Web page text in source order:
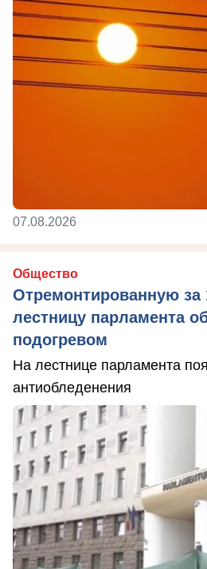
07.08.2026
Общество
Отремонтированную за
лестницу парламента
подогревом
На лестнице парламента
антиобледенения